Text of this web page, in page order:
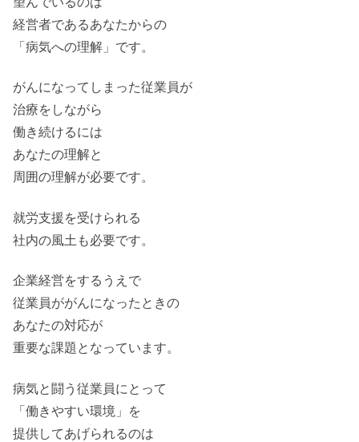
経営者であるあなたからの
「病気への理解」です。
がんになってしまった従業員が
治療をしながら
働き続けるには
あなたの理解と
周囲の理解が必要です。
就労支援を受けられる
社内の風土も必要です。
企業経営をするうえで
従業員ががんになったときの
あなたの対応が
重要な課題となっています。
病気と闘う従業員にとって
「働きやすい環境」を
提供してあげられるのは